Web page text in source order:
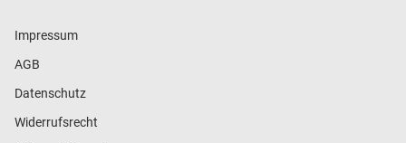
Impressum
AGB
Datenschutz
Widerrufsrecht